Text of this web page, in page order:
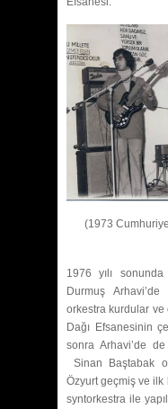
(1973
1976 yılı
Durmuş
orkestra kurdular ve
Dağı Efsanesinin
sonra Arhavi’de
Sinan Baştabak
Özyurt geçmiş ve ilk
syntorkestra ile